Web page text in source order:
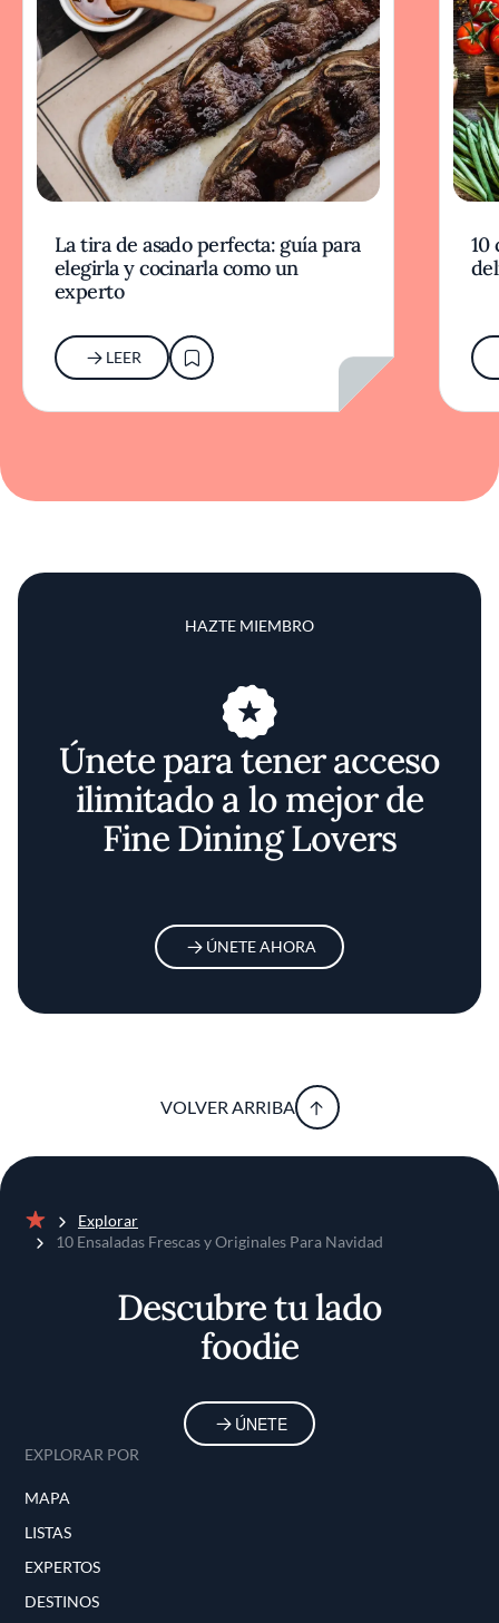
La tira de asado perfecta: guía para
elegirla y cocinarla como un
experto
LEER
10
HAZTE MIEMBRO
Únete para tener acceso
ilimitado a lo mejor de
Fine Dining Lovers
ÚNETE AHORA
VOLVER ARRIBA
Inicio
Explorar
10 Ensaladas Frescas y Originales Para Navidad
Descubre tu lado
foodie
ÚNETE
EXPLORAR POR
MAPA
LISTAS
EXPERTOS
DESTINOS